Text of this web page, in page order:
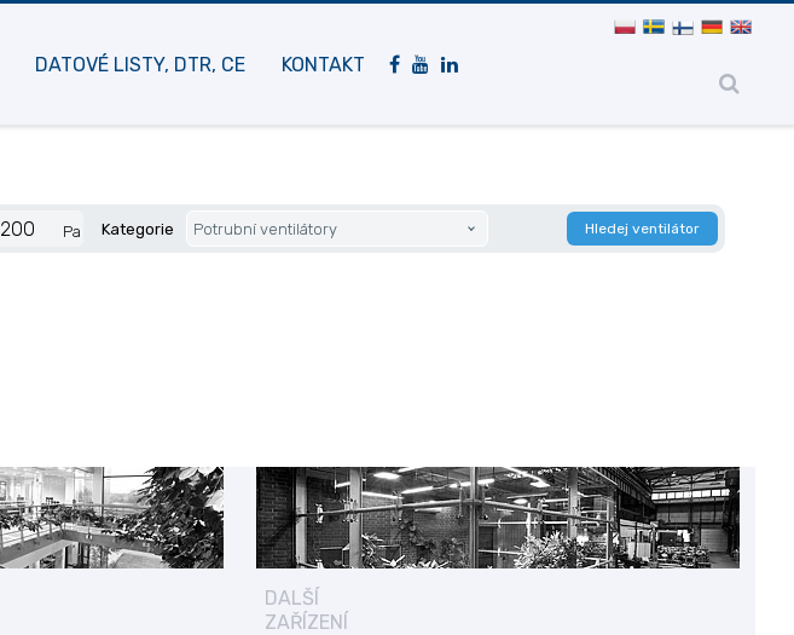
DATOVÉ LISTY, DTR, CE KONTAKT
Pa Kategorie Potrubní ventilátory Hledej ventilátor
DALŠÍ
ZAŘÍZENÍ